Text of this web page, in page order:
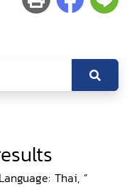
Thai, ”